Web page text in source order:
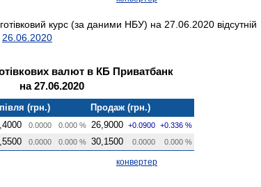
курс (за даними НБУ) на 27.06.2020 відсутній
26.06.2020
валют в КБ Приватбанк
на 27.06.2020
(грн.)
Продаж (грн.)
0.0000 0.000 % 26,9000 +0.0900 +0.336 %
0.0000 0.000 % 30,1500 0.0000 0.000 %
конвертер